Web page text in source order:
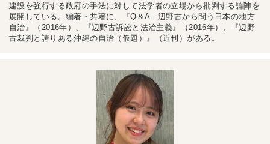
建設を強行する政府の手法に対して法学者の立場から批判する論陣を
展開している。編著・共著に、『Q＆A 辺野古から問う日本の地方
自治』（2016年）、『辺野古訴訟と法治主義』（2016年）、『辺野
古裁判と誇りある沖縄の自治（仮題）』（近刊）がある。